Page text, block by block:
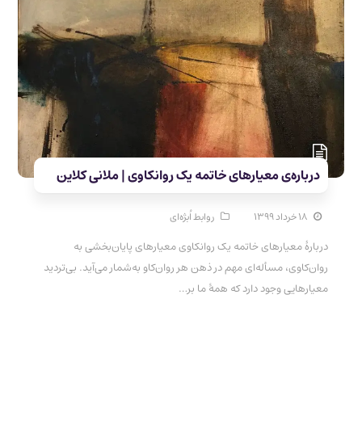
درباره‌ی معیارهای خاتمه یک روانکاوی | ملانی کلاین
۱۸ خرداد ۱۳۹۹ روابط اُبژه‌ای
دربارهٔ معیارهای خاتمه یک روانکاوی معیارهای پایان‌بخشی به
روان‌کاوی، مسأله‌ای مهم در ذهن هر روان‌کاو به‌شمار می‌آید. بی‌تردید
معیارهایی وجود دارد که همهٔ ما بر…